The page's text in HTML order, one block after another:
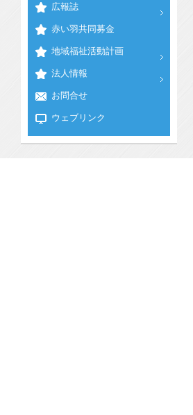
広報誌
赤い羽共同募金
地域福祉活動計画
法人情報
お問合せ
ウェブリンク